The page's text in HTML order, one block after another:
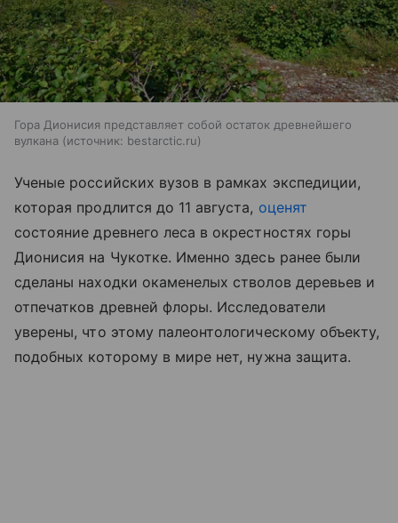
Гора Дионисия представляет собой остаток древнейшего
вулкана
источник: bestarctic.ru
Ученые российских вузов в рамках экспедиции,
которая продлится до 11 августа, оценят
состояние древнего леса в окрестностях горы
Дионисия на Чукотке. Именно здесь ранее были
сделаны находки окаменелых стволов деревьев и
отпечатков древней флоры. Исследователи
уверены, что этому палеонтологическому объекту,
подобных которому в мире нет, нужна защита.